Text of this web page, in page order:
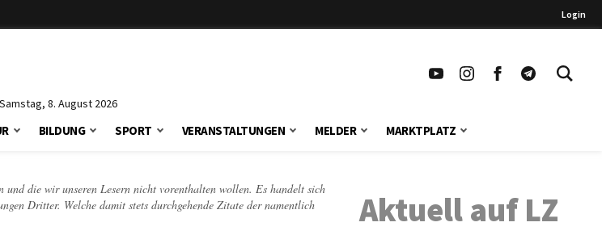
Login
Samstag, 8. August 2026
BILDUNG SPORT VERANSTALTUNGEN MELDER MARKTPLATZ
die wir unseren Lesern nicht vorenthalten wollen. Es handelt sich
Dritter. Welche damit stets durchgehende Zitate der namentlich
Aktuell auf LZ